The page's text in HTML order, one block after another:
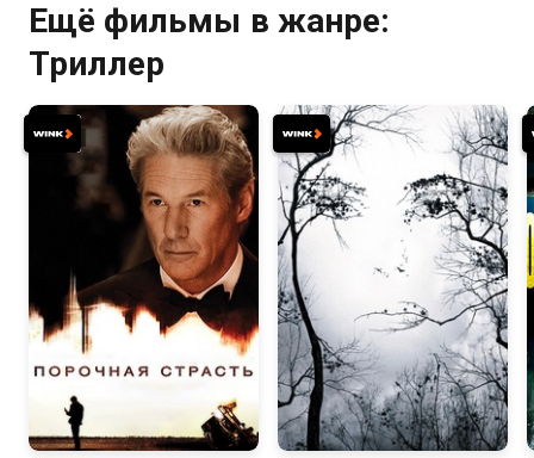
Ещё фильмы в жанре:
Триллер
6.7 7.3 5.9